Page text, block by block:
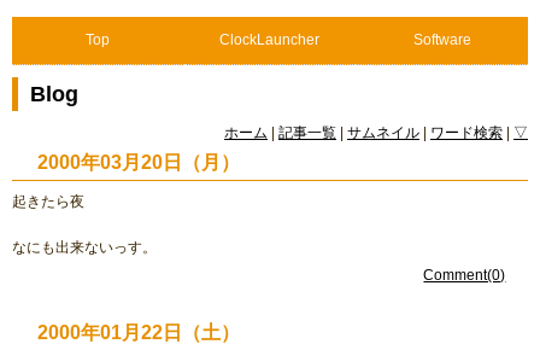
Top ClockLauncher Software
Blog
ホーム 記事一覧 サムネイル ワード検索 ▽
2000年03月20日（月）
起きたら夜
なにも出来ないっす。
Comment(0)
2000年01月22日（土）